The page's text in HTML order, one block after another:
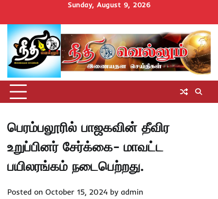
content
Sunday, August 9, 2026
Homeசெய்திகள்
தமிழ்நாடுமாவட்டச்செய்திகள்
அரசியல்ஆன்மிகம்
சட்டம்
அறிவோம்
சினிமாUncategorized
பெரம்பலூரில் பாஜகவின் தீவிர
உறுப்பினர் சேர்க்கை- மாவட்ட
பயிலரங்கம் நடைபெற்றது.
Posted on October 15, 2024 by admin